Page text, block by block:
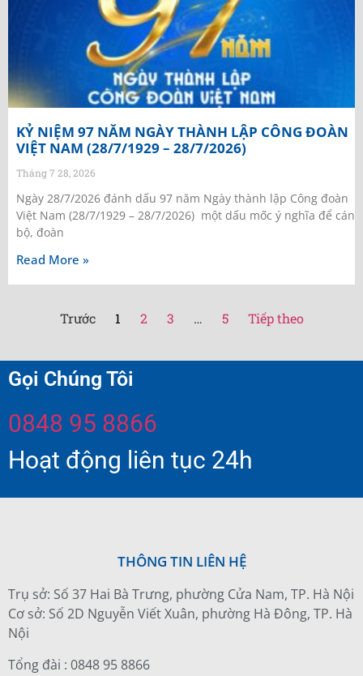
KỶ NIỆM 97 NĂM NGÀY THÀNH LẬP CÔNG ĐOÀN
VIỆT NAM (28/7/1929 – 28/7/2026)
Tháng 7 28, 2026
Ngày 28/7/2026 đánh dấu 97 năm Ngày thành lập Công đoàn
Việt Nam (28/7/1929 – 28/7/2026) một dấu mốc ý nghĩa để cán
bộ, đoàn
Read More »
Trước 1 2 3 … 5 Tiếp theo
Gọi Chúng Tôi
0848 95 8866
Hoạt động liên tục 24h
THÔNG TIN LIÊN HỆ
Trụ sở: Số 37 Hai Bà Trưng, phường Cửa Nam, TP. Hà Nội
Cơ sở: Số 2D Nguyễn Viết Xuân, phường Hà Đông, TP. Hà
Nội
Tổng đài : 0848 95 8866